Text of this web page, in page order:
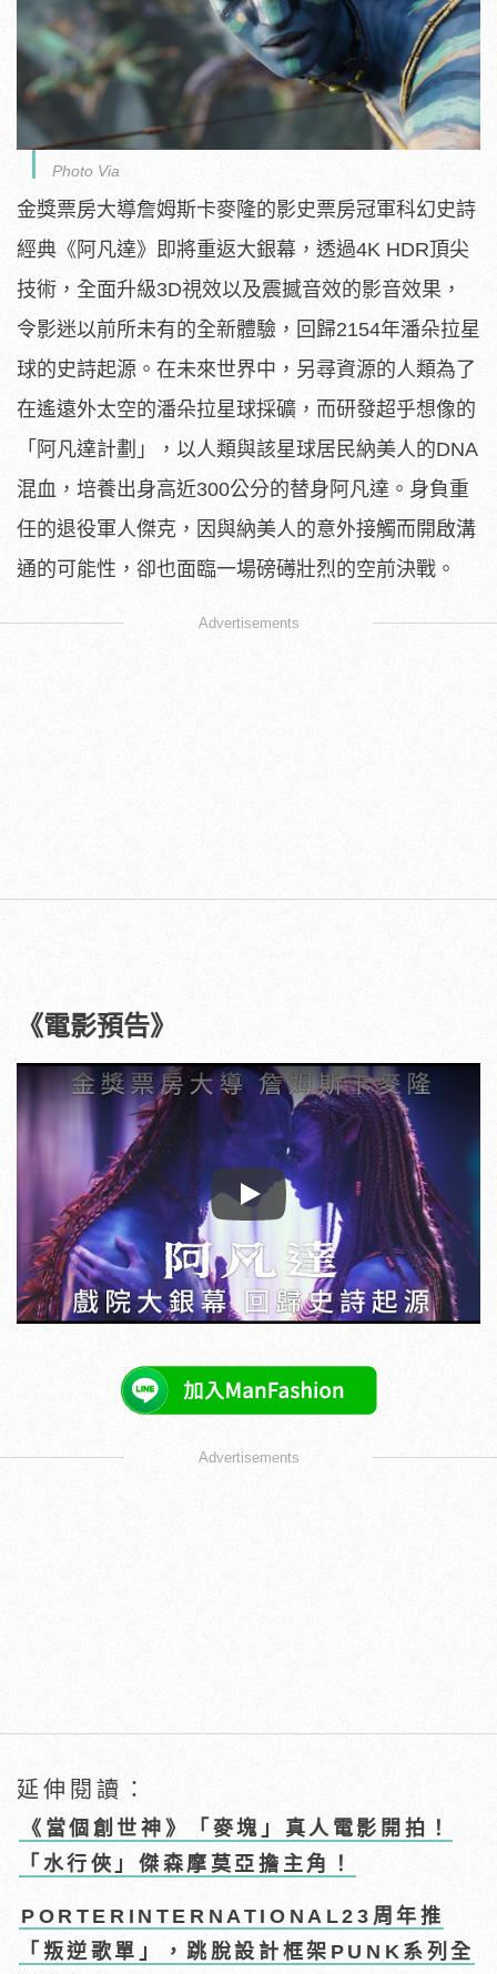
Photo Via
金獎票房大導詹姆斯卡麥隆的影史票房冠軍科幻史詩
經典《阿凡達》 即將重返大銀幕，透過4K HDR頂尖
技術，全面升級3D視效以及震撼音效的影音效果，
令影迷以前所未有的全新體驗，回歸2154年潘朵拉星
球的史詩起源。在未來世界中， 另尋資源的人類為了
在遙遠外太空的潘朵拉星球採礦， 而研發超乎想像的
「阿凡達計劃」，以人類與該星球居民納美人的DNA
混血，培養出身高近300公分的替身阿凡達。 身負重
任的退役軍人傑克， 因與納美人的意外接觸而開啟溝
通的可能性， 卻也面臨一場磅礡壯烈的空前決戰。
Advertisements
《電影預告》
Play
Advertisements
延伸閱讀：
《當個創世神》「麥塊」真人電影開拍！
「水行俠」傑森摩莫亞擔主角！
PORTERINTERNATIONAL23周年推
「叛逆歌單」，跳脫設計框架PUNK系列全